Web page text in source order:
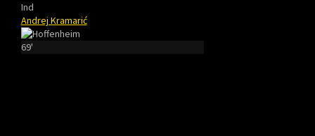
Ind
Andrej Kramarić
69'